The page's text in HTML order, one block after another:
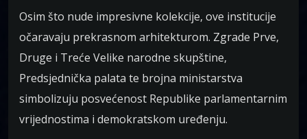
Osim što nude impresivne kolekcije, ove institucije
očaravaju prekrasnom arhitekturom. Zgrade Prve,
Druge i Treće Velike narodne skupštine,
Predsjednička palata te brojna ministarstva
simbolizuju posvećenost Republike parlamentarnim
vrijednostima i demokratskom uređenju.